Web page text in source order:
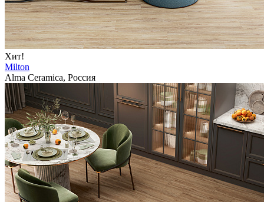
Хит!
Milton
Alma Ceramica, Россия